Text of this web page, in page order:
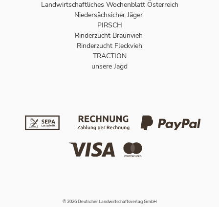
Landwirtschaftliches Wochenblatt Österreich
Niedersächsicher Jäger
PIRSCH
Rinderzucht Braunvieh
Rinderzucht Fleckvieh
TRACTION
unsere Jagd
© 2026 Deutscher Landwirtschaftsverlag GmbH